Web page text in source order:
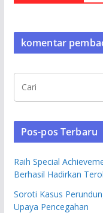
komentar
Pos-pos Terbaru
Raih Special
Berhasil Hadirkan
Soroti Kasus
Upaya Pencegahan